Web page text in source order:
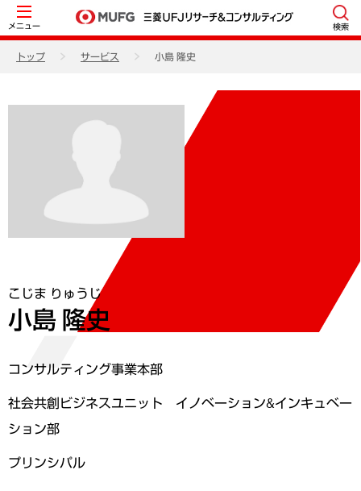
メニュー 検索
トップ サービス 小島 隆史
こじま りゅうじ
小島 隆史
コンサルティング事業本部
社会共創ビジネスユニット イノベーション&インキュベー
ション部
プリンシパル